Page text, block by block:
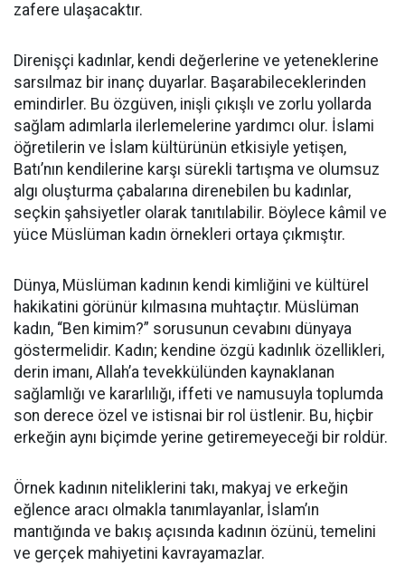
zafere ulaşacaktır.
Direnişçi kadınlar, kendi değerlerine ve yeteneklerine
sarsılmaz bir inanç duyarlar. Başarabileceklerinden
emindirler. Bu özgüven, inişli çıkışlı ve zorlu yollarda
sağlam adımlarla ilerlemelerine yardımcı olur. İslami
öğretilerin ve İslam kültürünün etkisiyle yetişen,
Batı’nın kendilerine karşı sürekli tartışma ve olumsuz
algı oluşturma çabalarına direnebilen bu kadınlar,
seçkin şahsiyetler olarak tanıtılabilir. Böylece kâmil ve
yüce Müslüman kadın örnekleri ortaya çıkmıştır.
Dünya, Müslüman kadının kendi kimliğini ve kültürel
hakikatini görünür kılmasına muhtaçtır. Müslüman
kadın, “Ben kimim?” sorusunun cevabını dünyaya
göstermelidir. Kadın; kendine özgü kadınlık özellikleri,
derin imanı, Allah’a tevekkülünden kaynaklanan
sağlamlığı ve kararlılığı, iffeti ve namusuyla toplumda
son derece özel ve istisnai bir rol üstlenir. Bu, hiçbir
erkeğin aynı biçimde yerine getiremeyeceği bir roldür.
Örnek kadının niteliklerini takı, makyaj ve erkeğin
eğlence aracı olmakla tanımlayanlar, İslam’ın
mantığında ve bakış açısında kadının özünü, temelini
ve gerçek mahiyetini kavrayamazlar.